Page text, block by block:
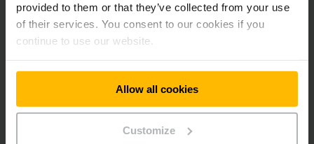
provided to them or that they’ve collected from your use
of their services. You consent to our cookies if you
continue to use our website.
Allow all cookies
Customize
Gebruikte oplossingen